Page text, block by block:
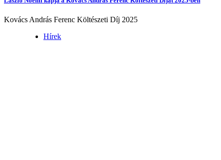
Kovács András Ferenc Költészeti Díj 2025
Hírek